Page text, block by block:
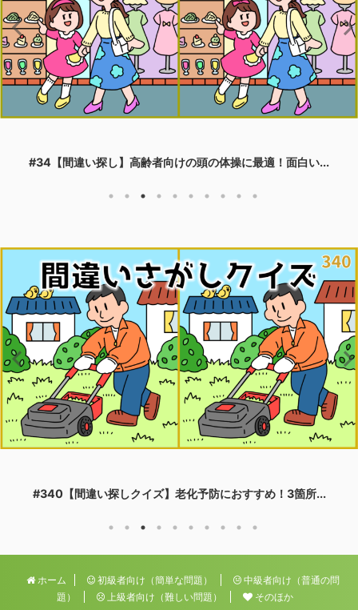
#34【間違い探し】高齢者向けの頭の体操に最適！面白い...
#340【間違い探しクイズ】老化予防におすすめ！3箇所...
ホーム 初級者向け（簡単な問題）
中級者向け（普通の問
題）
上級者向け（難しい問題） そのほか